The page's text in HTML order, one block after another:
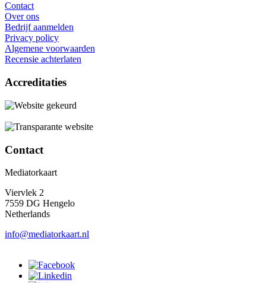
Contact
Over ons
Bedrijf aanmelden
Privacy policy
Algemene voorwaarden
Recensie achterlaten
Accreditaties
Contact
Mediatorkaart
Viervlek 2
7559 DG Hengelo
Netherlands
info@mediatorkaart.nl